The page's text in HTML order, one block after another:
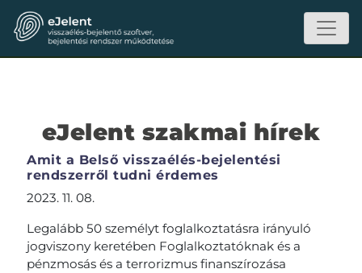
eJelent szakmai hírek
Amit a Belső visszaélés-bejelentési
rendszerről tudni érdemes
2023. 11. 08.
Legalább 50 személyt foglalkoztatásra irányuló
jogviszony keretében Foglalkoztatóknak és a
pénzmosás és a terrorizmus finanszírozása